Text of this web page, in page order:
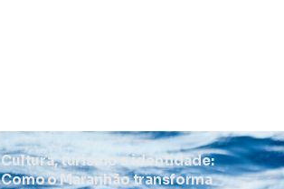
Cultura, turismo e identidade:
Como o Maranhão transforma